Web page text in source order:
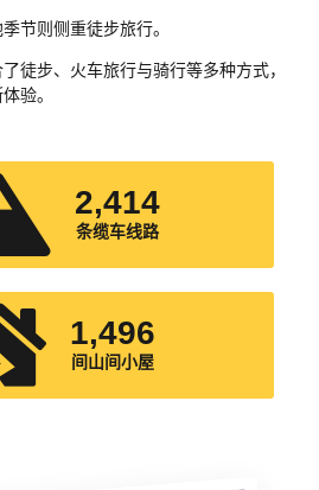
节则侧重徒步旅行。
徒步、火车旅行与骑行等多种方式，
验。
2,415
条缆车线路
1,500
间山间小屋